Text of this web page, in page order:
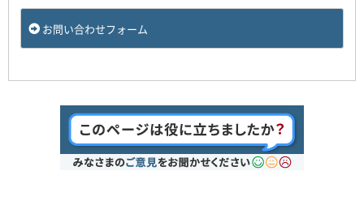
お問い合わせフォーム